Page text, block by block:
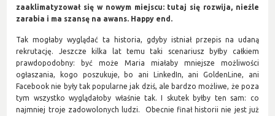
zaaklimatyzował się w nowym miejscu: tutaj się rozwija, nieźle
zarabia i ma szansę na awans. Happy end.
Tak mogłaby wyglądać ta historia, gdyby istniał przepis na udaną
rekrutację. Jeszcze kilka lat temu taki scenariusz byłby całkiem
prawdopodobny: być może Maria miałaby mniejsze możliwości
ogłaszania, kogo poszukuje, bo ani LinkedIn, ani GoldenLine, ani
Facebook nie były tak popularne jak dziś, ale bardzo możliwe, że poza
tym wszystko wyglądałoby właśnie tak. I skutek byłby ten sam: co
najmniej troje zadowolonych ludzi. Obecnie finał historii nie jest już